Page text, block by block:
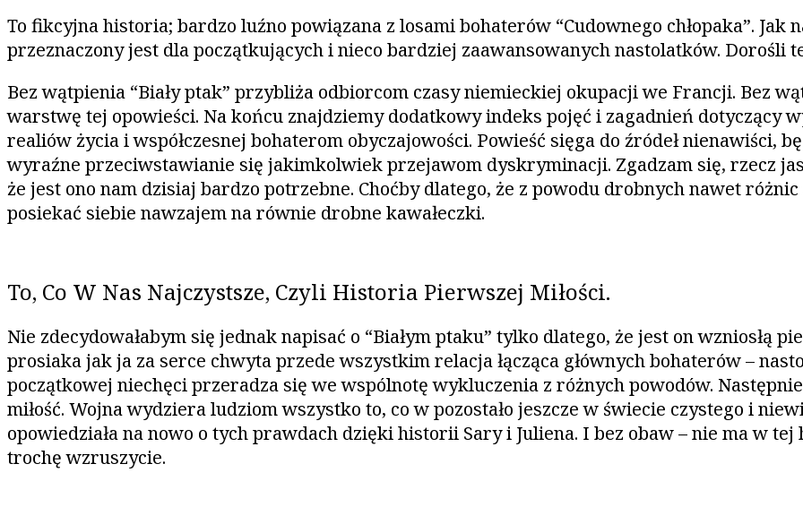
To fikcyjna historia; bardzo luźno powiązana z losami bohaterów “Cudownego chłopaka”. Jak
przeznaczony jest dla początkujących i nieco bardziej zaawansowanych nastolatków. Dorośli
Bez wątpienia “Biały ptak” przybliża odbiorcom czasy niemieckiej okupacji we Francji. Bez
warstwę tej opowieści. Na końcu znajdziemy dodatkowy indeks pojęć i zagadnień dotyczący
realiów życia i współczesnej bohaterom obyczajowości. Powieść sięga do źródeł nienawiści,
wyraźne przeciwstawianie się jakimkolwiek przejawom dyskryminacji. Zgadzam się, rzecz
że jest ono nam dzisiaj bardzo potrzebne. Choćby dlatego, że z powodu drobnych nawet
posiekać siebie nawzajem na równie drobne kawałeczki.
To, Co W Nas Najczystsze, Czyli Historia Pierwszej Miłości.
Nie zdecydowałabym się jednak napisać o “Białym ptaku” tylko dlatego, że jest on wzniosłą
prosiaka jak ja za serce chwyta przede wszystkim relacja łącząca głównych bohaterów –
początkowej niechęci przeradza się we wspólnotę wykluczenia z różnych powodów.
miłość. Wojna wydziera ludziom wszystko to, co w pozostało jeszcze w świecie czystego i
opowiedziała na nowo o tych prawdach dzięki historii Sary i Juliena. I bez obaw – nie ma w
trochę wzruszycie.